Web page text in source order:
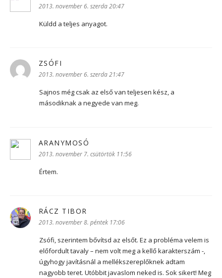
2013. november 6. szerda 20:47
Küldd a teljes anyagot.
ZSÓFI
2013. november 6. szerda 21:47
Sajnos még csak az első van teljesen kész, a
másodiknak a negyede van meg.
ARANYMOSÓ
2013. november 7. csütörtök 11:56
Értem.
RÁCZ TIBOR
2013. november 8. péntek 17:06
Zsófi, szerintem bővítsd az elsőt. Ez a probléma velem is
előfordult tavaly – nem volt meg a kellő karakterszám -,
úgyhogy javításnál a mellékszereplőknek adtam
nagyobb teret. Utóbbit javaslom neked is. Sok sikert! Meg